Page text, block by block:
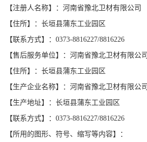
【注册人名称】：河南省豫北卫材有限公司
【住所】：长垣县蒲东工业园区
【联系方式】： 0373-8816227/8816226
【售后服务单位】：河南省豫北卫材有限公司
【住所】：长垣县蒲东工业园区
【生产企业名称】：河南省豫北卫材有限公司
【生产地址】：长垣县蒲东工业园区
【联系方式】： 0373-8816227/8816226
【所用的图形、符号、缩写等内容】：